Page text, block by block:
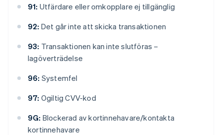
91: Utfärdare eller omkopplare ej tillgänglig
92: Det går inte att skicka transaktionen
93: Transaktionen kan inte slutföras –
lagöverträdelse
96: Systemfel
97: Ogiltig CVV-kod
9G: Blockerad av kortinnehavare/kontakta
kortinnehavare